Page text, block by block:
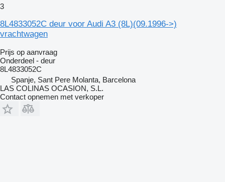
3
8L4833052C deur voor Audi A3 (8L)(09.1996->)
vrachtwagen
Prijs op aanvraag
Onderdeel - deur
8L4833052C
Spanje, Sant Pere Molanta, Barcelona
LAS COLINAS OCASION, S.L.
Contact opnemen met verkoper